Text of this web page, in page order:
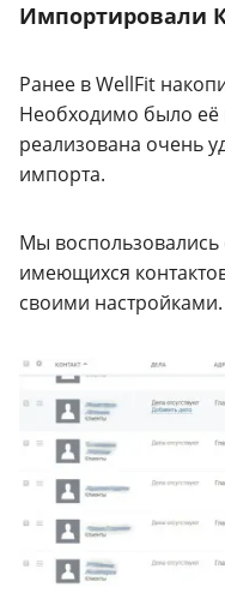
Импортировали
Ранее в WellFit
Необходимо было её
реализована очень
импорта.
Мы воспользовались
имеющихся
своими настройками.